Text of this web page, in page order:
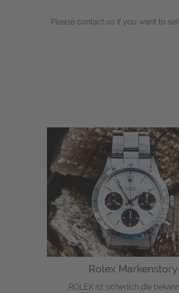
Please contact us if you want to
Rolex Markenstory
ROLEX ist sicherlich die